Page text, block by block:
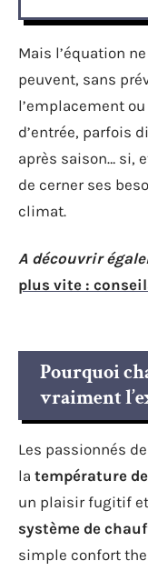
Mais l’équation
peuvent, sans
l’emplacement
d’entrée, parfois
après saison… si,
de cerner ses
climat.
A découvrir
plus vite :
Pourquoi
vraiment
Les passionnés
la température de
un plaisir fugitif
système de
simple confort